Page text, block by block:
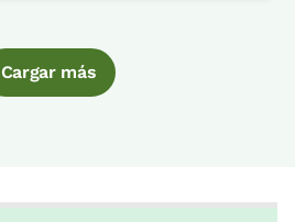
Cargar más